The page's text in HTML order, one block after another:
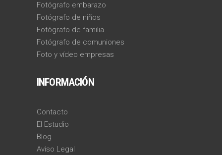
Fotógrafo embarazo
Fotógrafo de niños
Fotógrafo de familia
Fotógrafo de comuniones
Foto y vídeo empresas
INFORMACIÓN
Contacto
El Estudio
Blog
Aviso Legal